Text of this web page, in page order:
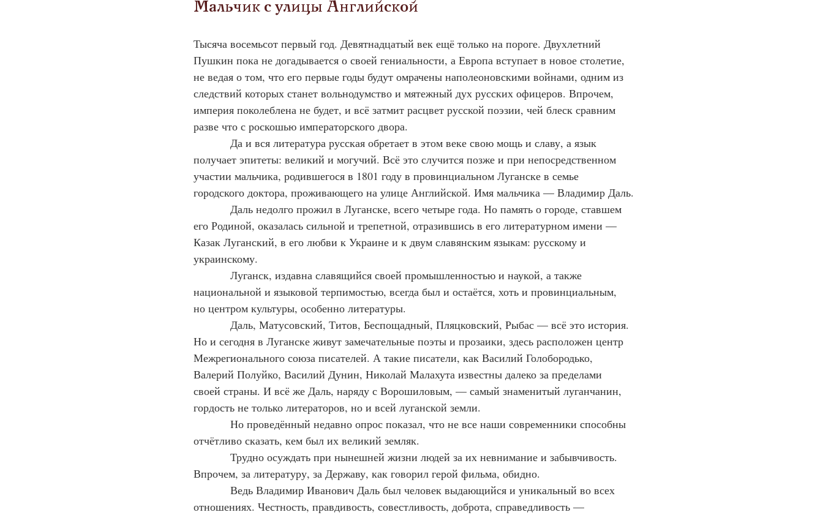
Мальчик с улицы Английской
Тысяча восемьсот первый год. Девятнадцатый век ещё только на пороге. Двухлетний
Пушкин пока не догадывается о своей гениальности, а Европа вступает в новое столетие,
не ведая о том, что его первые годы будут омрачены наполеоновскими войнами, одним из
следствий которых станет вольнодумство и мятежный дух русских офицеров. Впрочем,
империя поколеблена не будет, и всё затмит расцвет русской поэзии, чей блеск сравним
разве что с роскошью императорского двора.
Да и вся литература русская обретает в этом веке свою мощь и славу, а язык
получает эпитеты: великий и могучий. Всё это случится позже и при непосредственном
участии мальчика, родившегося в 1801 году в провинциальном Луганске в семье
городского доктора, проживающего на улице Английской. Имя мальчика — Владимир Даль.
Даль недолго прожил в Луганске, всего четыре года. Но память о городе, ставшем
его Родиной, оказалась сильной и трепетной, отразившись в его литературном имени —
Казак Луганский, в его любви к Украине и к двум славянским языкам: русскому и
украинскому.
Луганск, издавна славящийся своей промышленностью и наукой, а также
национальной и языковой терпимостью, всегда был и остаётся, хоть и провинциальным,
но центром культуры, особенно литературы.
Даль, Матусовский, Титов, Беспощадный, Пляцковский, Рыбас — всё это история.
Но и сегодня в Луганске живут замечательные поэты и прозаики, здесь расположен центр
Межрегионального союза писателей. А такие писатели, как Василий Голобородько,
Валерий Полуйко, Василий Дунин, Николай Малахута известны далеко за пределами
своей страны. И всё же Даль, наряду с Ворошиловым, — самый знаменитый луганчанин,
гордость не только литераторов, но и всей луганской земли.
Но проведённый недавно опрос показал, что не все наши современники способны
отчётливо сказать, кем был их великий земляк.
Трудно осуждать при нынешней жизни людей за их невнимание и забывчивость.
Впрочем, за литературу, за Державу, как говорил герой фильма, обидно.
Ведь Владимир Иванович Даль был человек выдающийся и уникальный во всех
отношениях. Честность, правдивость, совестливость, доброта, справедливость —